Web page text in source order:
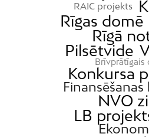
RAIC projekts
Rīgas domē
Rīgā
Pilsētvide
Brīvprātīgais
Konkursa
NVO
LB